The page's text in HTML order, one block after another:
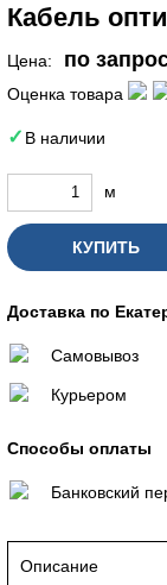
Кабель
Цена: по
Оценка товара
В наличии
м
КУПИТЬ
Доставка по
Самовывоз
Курьером
Способы оплаты
Банковский
Описание